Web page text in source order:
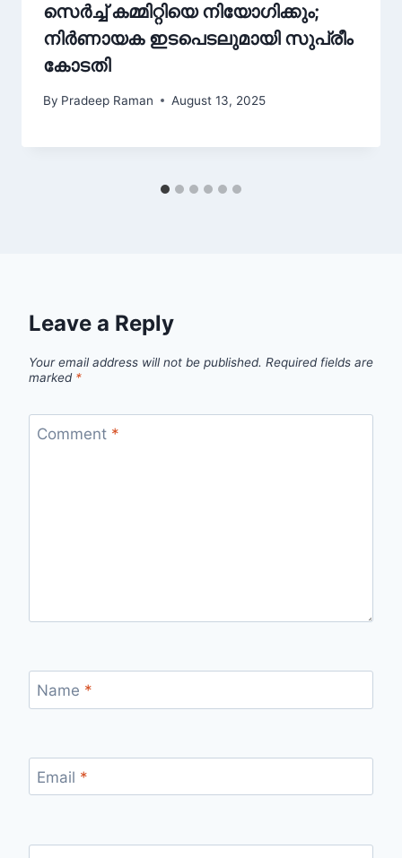
സെർച്ച് കമ്മിറ്റിയെ നിയോഗിക്കും;
നിർണായക ഇടപെടലുമായി സുപ്രീം
കോടതി
By Pradeep Raman August 13, 2025
Leave a Reply
Your email address will not be published. Required fields are
marked *
Comment *
Name *
Email *